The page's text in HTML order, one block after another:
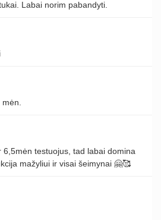
Labai norim pabandyti.
6,5mėn testuojus, tad labai domina
mažyliui ir visai šeimynai 🤗🥰